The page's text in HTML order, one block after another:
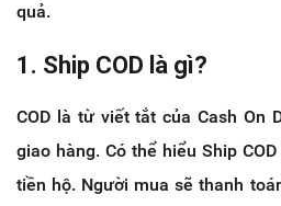
quả.
1. Ship COD là gì?
COD là từ viết tắt của Cash On
giao hàng. Có thể hiểu Ship
tiền hộ. Người mua sẽ thanh